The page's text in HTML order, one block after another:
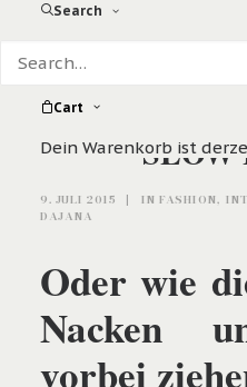
Search
Cart
Dein Warenkorb ist
9. JULI 2015 | IN FASHION,
DAJANA
Oder wie
Nacken
vorbei